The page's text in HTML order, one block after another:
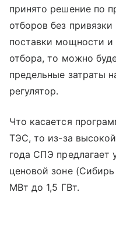
принято решение по
отборов без
поставки мощности
отбора, то можно
предельные затраты
регулятор.
Что касается
ТЭС, то из-за
года СПЭ предлагает
ценовой зоне
МВт до 1,5 ГВт.